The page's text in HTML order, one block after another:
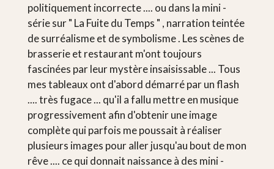
politiquement incorrecte .... ou dans la mini -
série sur " La Fuite du Temps " , narration teintée
de surréalisme et de symbolisme . Les scènes de
brasserie et restaurant m'ont toujours
fascinées par leur mystère insaisissable ... Tous
mes tableaux ont d'abord démarré par un flash
.... très fugace ... qu'il a fallu mettre en musique
progressivement afin d'obtenir une image
complète qui parfois me poussait à réaliser
plusieurs images pour aller jusqu'au bout de mon
rêve .... ce qui donnait naissance à des mini -